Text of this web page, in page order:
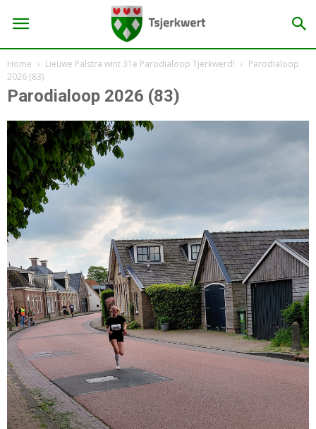
Home Lieuwe Palstra wint 31e Parodialoop Tjerkwerd!
Parodialoop
2026 (83)
Parodialoop 2026 (83)